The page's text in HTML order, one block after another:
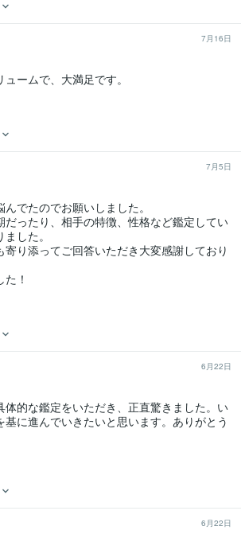
7月16日
ームで、大満足です。
7月5日
でたのでお願いしました。
だったり、相手の特徴、性格など鑑定してい
した。
り添ってご回答いただき大変感謝しており
！
6月22日
体的な鑑定をいただき、正直驚きました。い
基に進んでいきたいと思います。ありがとう
6月22日